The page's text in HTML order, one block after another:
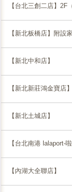
【台北三創二店】
【新北板橋店】附設
【新北中和店】
【新北新莊鴻金寶店】
【新北土城店】
【台北南港 lalaport-
【內湖大全聯店】